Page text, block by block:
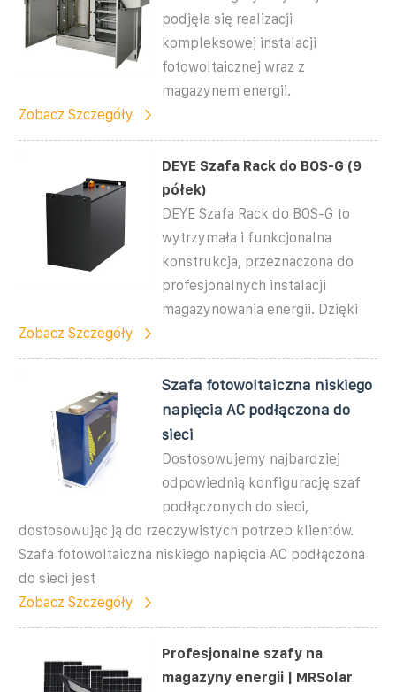
podjęła się realizacji
kompleksowej instalacji
fotowoltaicznej wraz z
magazynem energii.
Zobacz Szczegóły
DEYE Szafa Rack do BOS-G (9
półek)
DEYE Szafa Rack do BOS-G to
wytrzymała i funkcjonalna
konstrukcja, przeznaczona do
profesjonalnych instalacji
magazynowania energii. Dzięki
Zobacz Szczegóły
Szafa fotowoltaiczna niskiego
napięcia AC podłączona do
sieci
Dostosowujemy najbardziej
odpowiednią konfigurację szaf
podłączonych do sieci,
dostosowując ją do rzeczywistych potrzeb klientów.
Szafa fotowoltaiczna niskiego napięcia AC podłączona
do sieci jest
Zobacz Szczegóły
Profesjonalne szafy na
magazyny energii | MRSolar